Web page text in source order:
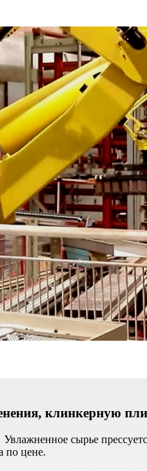
клинкерную
Увлажненное сырье
по цене.